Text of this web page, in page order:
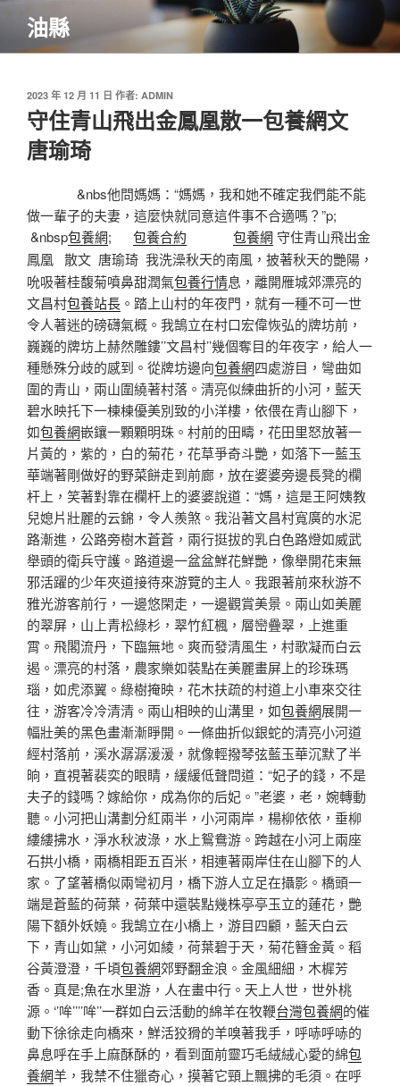
主
油縣
發
佈
於
2023 年 12 月 11 日 作者: ADMIN
守住青山飛出金鳳凰散一包養網文
唐瑜琦
&nbs他問媽媽：“媽媽，我和她不確定我們能不能
做一輩子的夫妻，這麼快就同意這件事不合適嗎？”p;
&nbsp包養網; 包養合約 包養網 守住青山飛出金
鳳凰
散文 唐瑜琦 我洗澡秋天的南風，披著秋天的艷陽，
吮吸著桂馥菊噴鼻甜潤氣包養行情息，離開雁城郊漂亮的
文昌村包養站長 。踏上山村的年夜門，就有一種不可一世
令人著迷的磅礴氣概。我鵠立在村口宏偉恢弘的牌坊前，
巍巍的牌坊上赫然雕鏤’’文昌村’’幾個奪目的年夜字，給人一
種懸殊分歧的感到。從牌坊邊向包養網四處游目，彎曲如
圍的青山，兩山圍繞著村落。清亮似練曲折的小河，藍天
碧水映托下一棟棟優美別致的小洋樓，依偎在青山腳下，
如包養網嵌鑲一顆顆明珠。村前的田疇，花田里怒放著一
片黃的，紫的，白的菊花，花草爭奇斗艷，如落下一藍玉
華端著剛做好的野菜餅走到前廊，放在婆婆旁邊長凳的欄
杆上，笑著對靠在欄杆上的婆婆說道：“媽，這是王阿姨教
兒媳片壯麗的云錦，令人羨煞。我沿著文昌村寬廣的水泥
路漸進，公路旁樹木蒼蒼，兩行挺拔的乳白色路燈如威武
舉頭的衛兵守護。路道邊一盆盆鮮花鮮艷，像舉開花束無
邪活躍的少年夾道接待來游覽的主人。我跟著前來秋游不
雅光游客前行，一邊悠閑走，一邊觀賞美景。兩山如美麗
的翠屏，山上青松綠杉，翠竹紅楓，層巒疊翠，上進重
霄。飛閣流丹，下臨無地。爽而發清風生，村歌凝而白云
遏。漂亮的村落，農家樂如裝點在美麗畫屏上的珍珠瑪
瑙，如虎添翼。綠樹掩映，花木扶疏的村道上小車來交往
往，游客冷冷清清。兩山相映的山溝里，如包養網展開一
幅壯美的黑色畫漸漸睜開。一條曲折似銀蛇的清亮小河道
經村落前，溪水潺潺湲湲，就像輕撥琴弦藍玉華沉默了半
晌，直視著裴奕的眼睛，緩緩低聲問道：“妃子的錢，不是
夫子的錢嗎？嫁給你，成為你的后妃。”老婆，老，婉轉動
聽。小河把山溝劃分紅兩半，小河兩岸，楊柳依依，垂柳
縷縷拂水，淨水秋波淥，水上鴛鴦游。跨越在小河上兩座
石拱小橋，兩橋相距五百米，相連著兩岸住在山腳下的人
家。了望著橋似兩彎初月，橋下游人立足在攝影。橋頭一
端是蒼藍的荷葉，荷葉中還裝點幾株亭亭玉立的蓮花，艷
陽下額外妖嬈。我鵠立在小橋上，游目四顧，藍天白云
下，青山如黛，小河如綾，荷葉碧于天，菊花簪金黃。稻
谷黃澄澄，千頃包養網郊野翻金浪。金風細細，木樨芳
香。真是;魚在水里游，人在畫中行。天上人世，世外桃
源。‘’哞’’’’哞’’一群如白云活動的綿羊在牧鞭台灣包養網的催
動下徐徐走向橋來，鮮活狡猾的羊嗅著我手，呼哧呼哧的
鼻息呼在手上麻酥酥的，看到面前靈巧毛絨絨心愛的綿包
養網羊，我禁不住獵奇心，摸著它頸上飄拂的毛須。在呼